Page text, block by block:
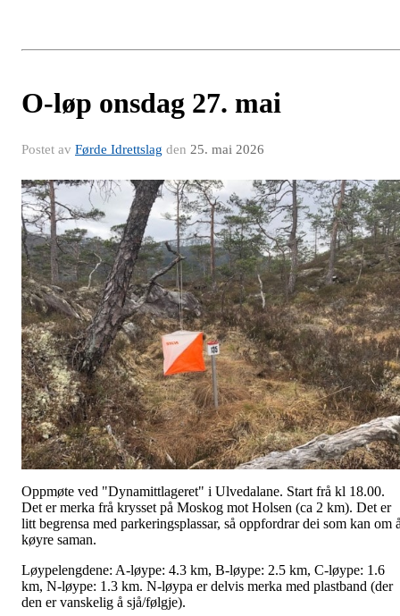
O-løp onsdag 27. mai
Postet av Førde Idrettslag den 25. mai 2026
Oppmøte ved "Dynamittlageret" i Ulvedalane. Start frå kl 18.00.
Det er merka frå krysset på Moskog mot Holsen (ca 2 km). Det er
litt begrensa med parkeringsplassar, så oppfordrar dei som kan om
køyre saman.
Løypelengdene: A-løype: 4.3 km, B-løype: 2.5 km, C-løype: 1.6
km, N-løype: 1.3 km. N-løypa er delvis merka med plastband (der
den er vanskelig å sjå/følgje).